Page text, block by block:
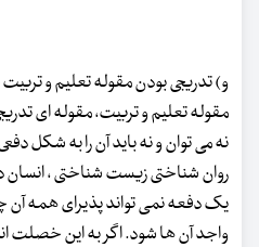
و) تدریجی بودن مقوله تعلیم و
مقوله تعلیم و تربیت، مقوله ای
نه می توان و نه باید آن را به شکل
روان شناختی زیست شناختی ، انسان
یک دفعه نمی تواند پذیرای همه آن
واجد آن ها شود. اگر به این خصلت